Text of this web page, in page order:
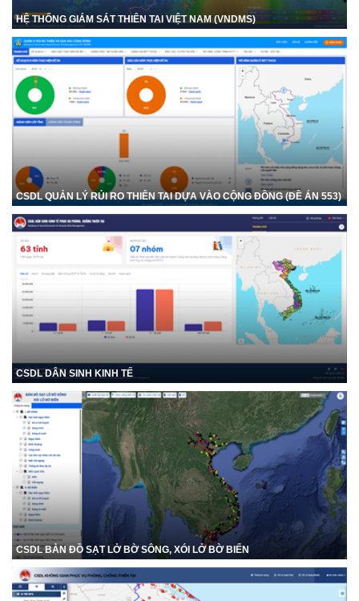
HỆ THỐNG GIÁM SÁT THIÊN TAI VIỆT NAM (VNDMS)
CSDL QUẢN LÝ RỦI RO THIÊN TAI DỰA VÀO CỘNG ĐỒNG (ĐỀ ÁN 553)
CSDL DÂN SINH KINH TẾ
CSDL BẢN ĐỒ SẠT LỞ BỜ SÔNG, XÓI LỞ BỜ BIỂN